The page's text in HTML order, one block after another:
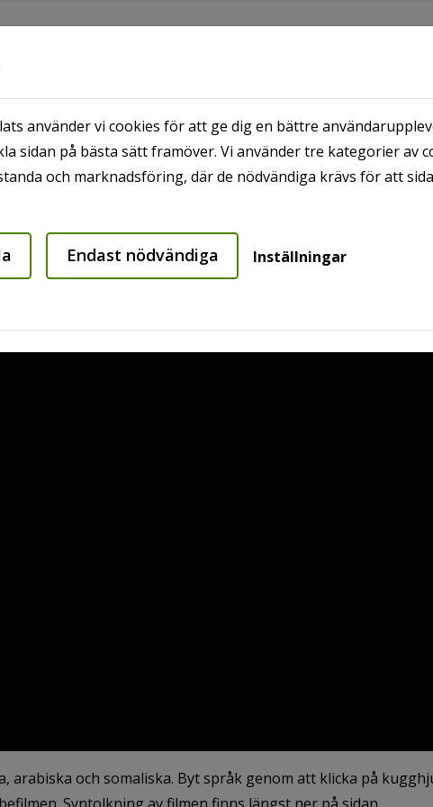
OMRÅDEN
filmer Din säkerhetsdörr
arabiska och somaliska. Byt språk genom att klicka på
Syntolkning av filmen finns längst ner på sidan.
använder vi cookies för att ge dig en bättre
sidan på bästa sätt framöver. Vi använder tre kategorier av
och marknadsföring, där de nödvändiga krävs för att
Endast nödvändiga Inställningar